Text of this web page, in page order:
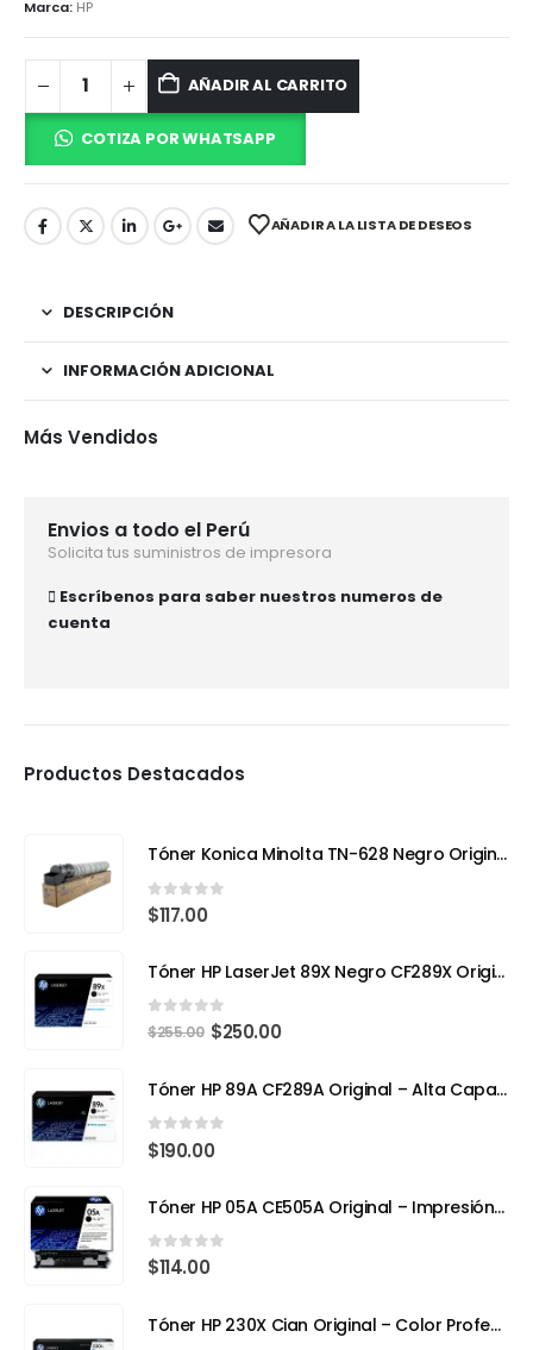
Marca: HP
AÑADIR AL CARRITO
COTIZA POR WHATSAPP
AÑADIR A LA LISTA DE DESEOS
DESCRIPCIÓN
INFORMACIÓN ADICIONAL
Más Vendidos
Envios a todo el Perú
Solicita tus suministros de impresora
Escríbenos para saber nuestros numeros de
cuenta
Productos Destacados
Tóner Konica Minolta TN-628 Negro Original – Compatible con Bizhub 650i (Rendimiento 24,000 páginas)
0out of 5
$117.00
Tóner HP LaserJet 89X Negro CF289X Original | Alto Rendimiento para Impresiones Profesionales
0 out of 5
$255.00 $250.00
Tóner HP 89A CF289A Original – Alta Capacidad para Impresoras Empresariales
0out of 5
$190.00
Tóner HP 05A CE505A Original – Impresión Profesional para tu HP LaserJet
0out of 5
$114.00
Tóner HP 230X Cian Original – Color Profesional y Máximo Rendimiento con Tecnología TerraJet